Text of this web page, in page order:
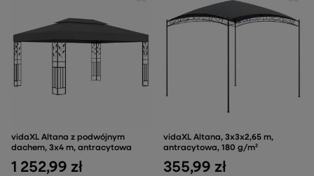
vidaXL Altana z podwójnym
dachem, 3x4 m, antracytowa
1 252,99 zł
vidaXL Altana, 3x3x2,65 m,
antracytowa, 180 g/m²
355,99 zł